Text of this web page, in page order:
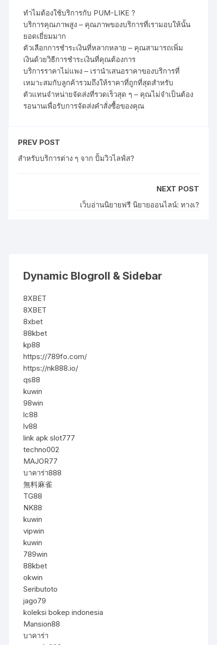
ทำไมต้องใช้บริการกับ PUM-LIKE ?
บริการคุณภาพสูง – คุณภาพของบริการที่เรามอบให้นั้น
ยอดเยี่ยมมาก
ตัวเลือกการชำระเงินที่หลากหลาย – คุณสามารถเพิ่ม
เงินด้วยวิธีการชำระเงินที่คุณต้องการ
บริการราคาไม่แพง – เรานำเสนอราคาของบริการที่
เหมาะสมกับลูกค้ารวมถึงให้ราคาที่ถูกที่สุดสำหรับ
ตัวแทนจำหน่ายจัดส่งที่รวดเร็วสุด ๆ – คุณไม่จำเป็นต้อง
รอนานเพื่อรับการจัดส่งคำสั่งซื้อของคุณ
PREV POST
สำหรับบริการต่าง ๆ จาก ปั้มวิวไลฟ์ส?
NEXT POST
เว็บอ่านนิยายฟรี นิยายออนไลน์: ทางเ?
Dynamic Blogroll & Sidebar
8XBET
8XBET
8xbet
88kbet
kp88
https://789fo.com/
https://nk888.io/
qs88
kuwin
98win
lc88
lv88
link apk slot777
techno002
MAJOR77
บาคาร่า888
無料麻雀
TG88
NK88
kuwin
vipwin
kuwin
789win
88kbet
okwin
Seributoto
jago79
koleksi bokep indonesia
Mansion88
บาคาร่า